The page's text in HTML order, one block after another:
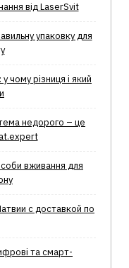
від LaserSvit
упаковку для
чому різниця і який
недорого – це
вживання для
с доставкой по
та смарт-